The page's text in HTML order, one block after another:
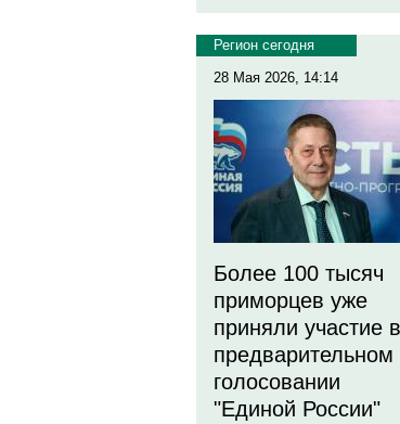
Регион сегодня
28 Мая 2026, 14:14
Более 100 тысяч
приморцев уже
приняли участие в
предварительном
голосовании
"Единой России"